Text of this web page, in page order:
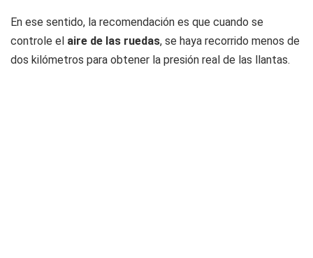
En ese sentido, la recomendación es que cuando se
controle el aire de las ruedas, se haya recorrido menos de
dos kilómetros para obtener la presión real de las llantas.